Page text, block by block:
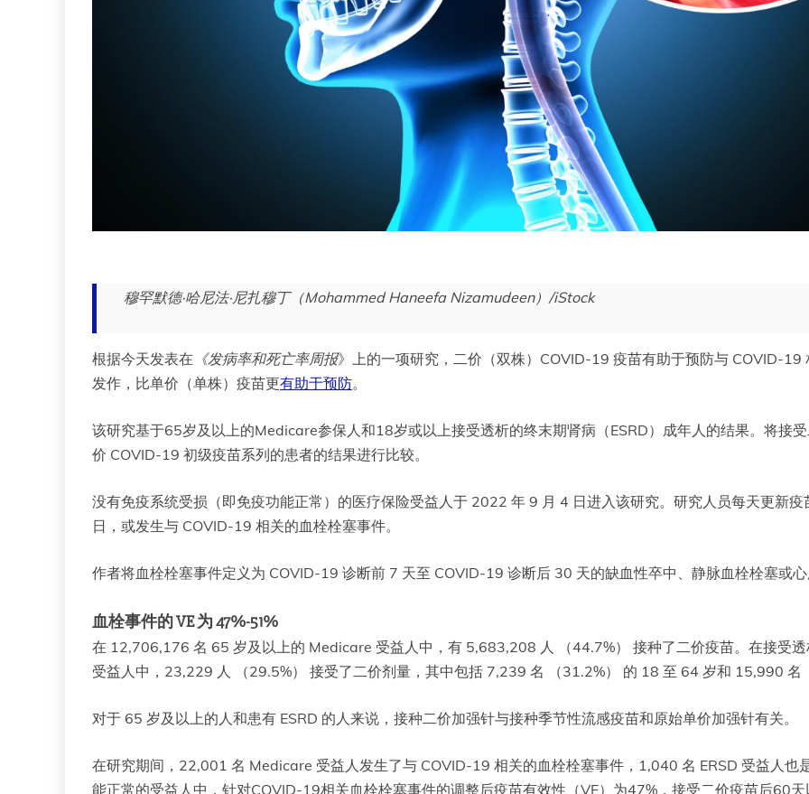
穆罕默德·哈尼法·尼扎穆丁（Mohammed Haneefa Nizamudeen）/iStock
根据今天发表在 《发病率和死亡率周报》上的一项研究，二价（双株）COVID-19 疫苗有助于预防与 COVID-
发作，比单价（单株）疫苗更有助于预防。
该研究基于65岁及以上的Medicare参保人和18岁或以上接受透析的终末期肾病（ESRD）成年人的结果。将接
价 COVID-19 初级疫苗系列的患者的结果进行比较。
没有免疫系统受损（即免疫功能正常）的医疗保险受益人于 2022 年 9 月 4 日进入该研究。研究人员每天更新
日，或发生与 COVID-19 相关的血栓栓塞事件。
作者将血栓栓塞事件定义为 COVID-19 诊断前 7 天至 COVID-19 诊断后 30 天的缺血性卒中、静脉血栓栓塞或
血栓事件的 VE 为 47%-51%
在 12,706,176 名 65 岁及以上的 Medicare 受益人中，有 5,683,208 人 （44.7%） 接种了二价疫苗。在接受
受益人中，23,229 人 （29.5%） 接受了二价剂量，其中包括 7,239 名 （31.2%） 的 18 至 64 岁和 15,990 名
对于 65 岁及以上的人和患有 ESRD 的人来说，接种二价加强针与接种季节性流感疫苗和原始单价加强针有关。
在研究期间，22,001 名 Medicare 受益人发生了与 COVID-19 相关的血栓栓塞事件，1,040 名 ERSD 受益人也
能正常的受益人中，针对COVID-19相关血栓栓塞事件的调整后疫苗有效性（VE）为47%，接受二价疫苗后60